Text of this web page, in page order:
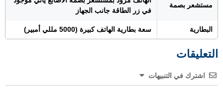
مستشعر بصمة
في زر الطاقة جانب الجهاز
البطارية سعة بطارية الهاتف كبيرة (5000 مللي أمبير)
التعليقات
اشترك في التنبيهات